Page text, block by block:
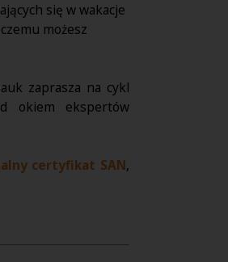
się w wakacje
możesz
zaprasza na cykl
okiem ekspertów
certyfikat SAN,